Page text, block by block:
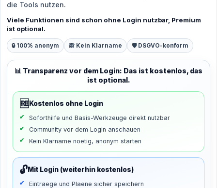
die Tools nutzen.
Viele Funktionen sind schon ohne Login nutzbar, Premium
ist optional.
🔒 100% anonym 🙈 Kein Klarname 🛡️ DSGVO-konform
📊 Transparenz vor dem Login: Das ist kostenlos, das
ist optional.
🆓 Kostenlos ohne Login
Soforthilfe und Basis-Werkzeuge direkt nutzbar
Community vor dem Login anschauen
Kein Klarname noetig, anonym starten
🔓Mit Login (weiterhin kostenlos)
Eintraege und Plaene sicher speichern